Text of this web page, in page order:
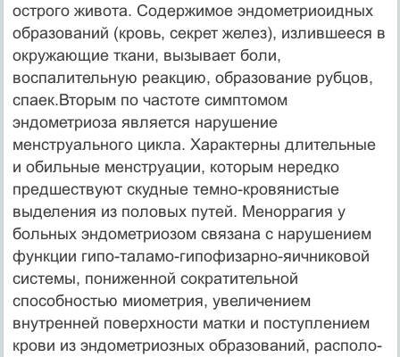
острого живота. Содержимое эндометриоидных
образований (кровь, секрет желез), излившееся в
окружаю­щие ткани, вызывает боли,
воспалительную реакцию, образование рубцов,
спаек.Вторым по частоте симптомом
эндометриоза является нарушение
менструального цикла. Характерны длительные
и обильные менструа­ции, которым нередко
предшествуют скудные темно-кровянистые
выделения из половых путей. Меноррагия у
больных эндометриозом связана с нарушением
функции гипо-таламо-гипофизарно-яичниковой
системы, пониженной сократитель­ной
способностью миометрия, увеличением
внутренней поверхности матки и поступлением
крови из эндометриозных образований, располо­